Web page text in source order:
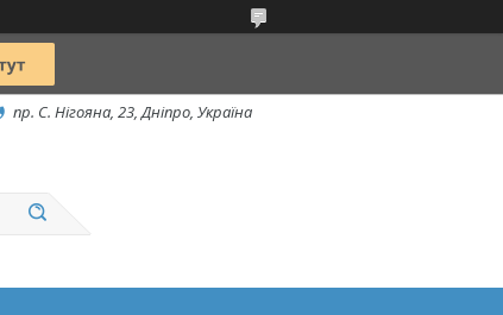
пр. С. Нігояна, 23, Дніпро, Україна